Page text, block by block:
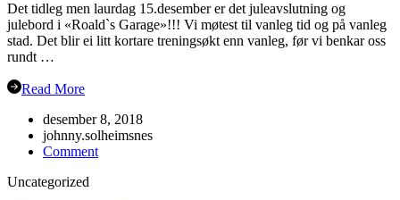
Det tidleg men laurdag 15.desember er det juleavslutning og
julebord i «Roald`s Garage»!!! Vi møtest til vanleg tid og på vanleg
stad. Det blir ei litt kortare treningsøkt enn vanleg, før vi benkar oss
rundt …
Read More
desember 8, 2018
johnny.solheimsnes
Commenton
Uncategorized